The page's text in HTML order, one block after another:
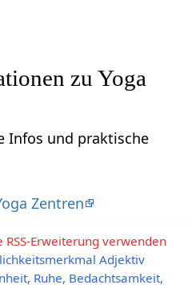
zu Yoga
Infos und praktische
Zentren
RSS-Erweiterung verwenden
Adjektiv
Ruhe, Bedachtsamkeit,